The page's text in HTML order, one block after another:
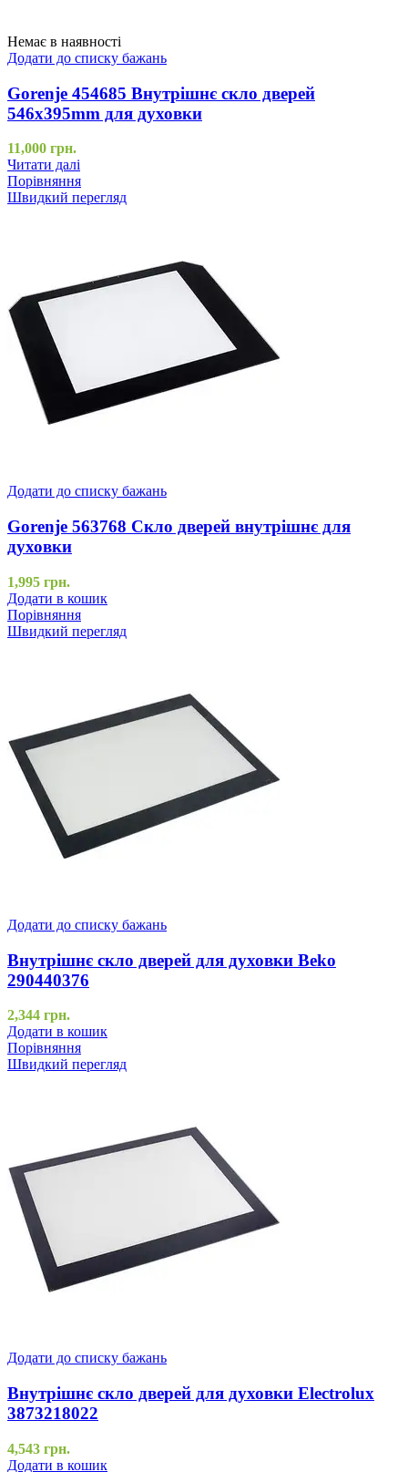
Немає в наявності
Додати до списку бажань
Gorenje 454685 Внутрішнє скло дверей
546x395mm для духовки
11,000 грн.
Читати далі
Порівняння
Швидкий перегляд
Додати до списку бажань
Gorenje 563768 Скло дверей внутрішнє для
духовки
1,995 грн.
Додати в кошик
Порівняння
Швидкий перегляд
Додати до списку бажань
Внутрішнє скло дверей для духовки Beko
290440376
2,344 грн.
Додати в кошик
Порівняння
Швидкий перегляд
Додати до списку бажань
Внутрішнє скло дверей для духовки Electrolux
3873218022
4,543 грн.
Додати в кошик